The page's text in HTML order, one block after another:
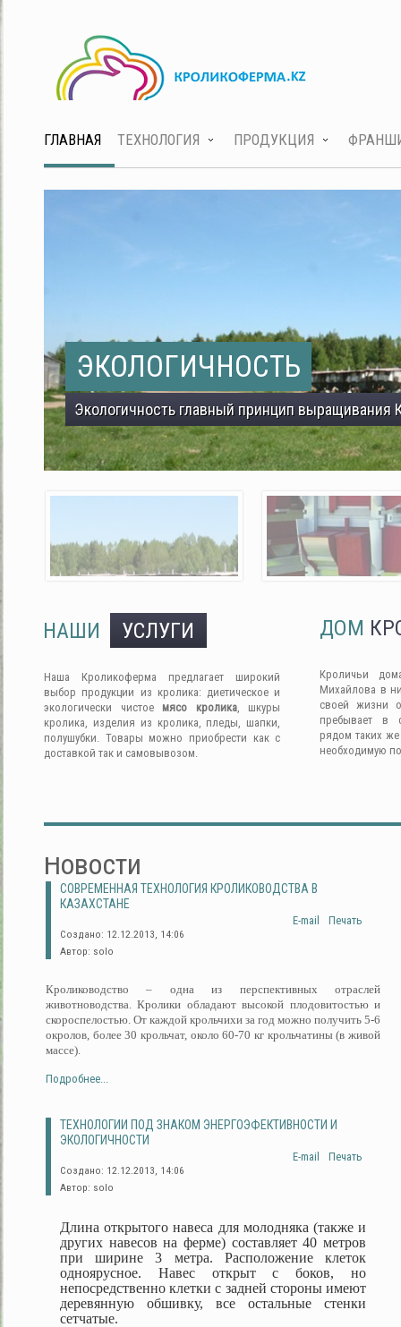
ГЛАВНАЯ ТЕХНОЛОГИЯ ПРОДУКЦИЯ
ЭКОЛОГИЧНОСТЬ
Экологичность главный принцип выращивания
НАШИ УСЛУГИ
Наша Кроликоферма предлагает широкий
выбор продукции из кролика: диетическое и
экологически чистое мясо кролика, шкуры
кролика, изделия из кролика, пледы, шапки,
полушубки. Товары можно приобрести как с
доставкой так и самовывозом.
ДОМ
Кроличьи
Михайлова в
своей жизни
пребывает в
рядом таких
необходимую
Новости
СОВРЕМЕННАЯ ТЕХНОЛОГИЯ КРОЛИКОВОДСТВА В
КАЗАХСТАНЕ
Печать
E-mail
Создано: 12.12.2013, 14:06
Автор: solo
Кролиководство – одна из перспективных отраслей
животноводства. Кролики обладают высокой плодовитостью и
скороспелостью. От каждой крольчихи за год можно получить 5-6
окролов, более 30 крольчат, около 60-70 кг крольчатины (в живой
массе).
Подробнее...
ТЕХНОЛОГИИ ПОД ЗНАКОМ ЭНЕРГОЭФЕКТИВНОСТИ И
ЭКОЛОГИЧНОСТИ
Печать
E-mail
Создано: 12.12.2013, 14:06
Автор: solo
Длина открытого навеса для молодняка (также и
других навесов на ферме) составляет 40 метров
при ширине 3 метра. Расположение клеток
одноярусное. Навес открыт с боков, но
непосредственно клетки с задней стороны имеют
деревянную обшивку, все остальные стенки
сетчатые.